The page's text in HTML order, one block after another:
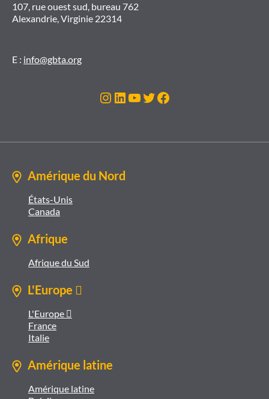
107, rue ouest sud, bureau 762
Alexandrie, Virginie 22314
E : info@gbta.org
Instagram
LinkedIn
YouTube
Twitter
Facebook
Amérique du Nord
États-Unis
Canada
Afrique
Afrique du Sud
L'Europe 
L'Europe 
France
Italie
Amérique latine
Amérique latine